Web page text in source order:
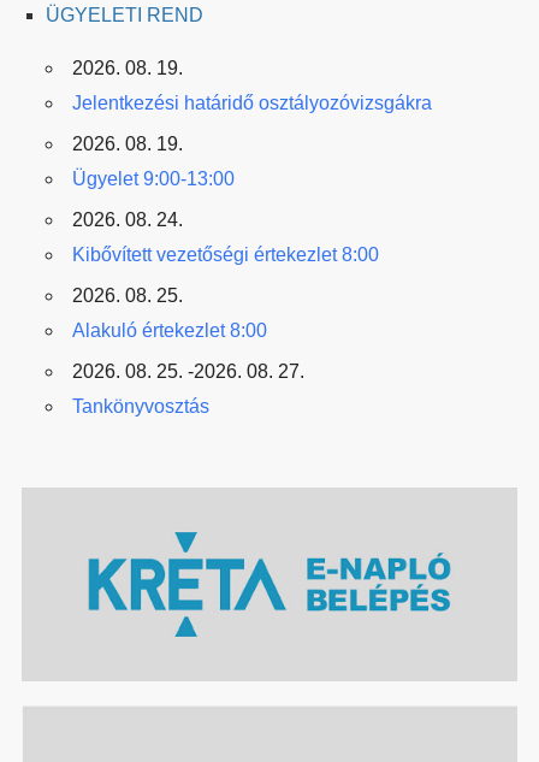
ÜGYELETI REND
2026. 08. 19.
Jelentkezési határidő osztályozóvizsgákra
2026. 08. 19.
Ügyelet 9:00-13:00
2026. 08. 24.
Kibővített vezetőségi értekezlet 8:00
2026. 08. 25.
Alakuló értekezlet 8:00
2026. 08. 25. -2026. 08. 27.
Tankönyvosztás